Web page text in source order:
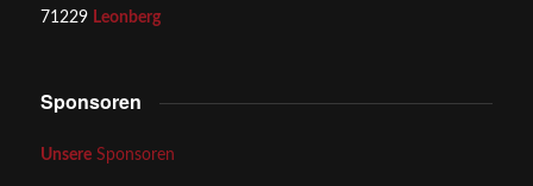
71229 Leonberg
Sponsoren
UnsereSponsoren